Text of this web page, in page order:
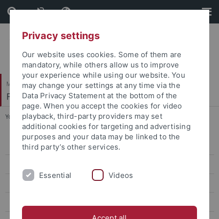
Skip
to
content
Skip
to
footer
Mathematisch-Naturwissenschaftliche Fakultät
Fachbereich Physik
You are here: Startseite ... Überblick
Team
Forschung
Privacy settings
Our website uses cookies. Some of them are
mandatory, while others allow us to improve
your experience while using our website. You
may change your settings at any time via the
Data Privacy Statement at the bottom of the
page. When you accept the cookies for video
playback, third-party providers may set
additional cookies for targeting and advertising
purposes and your data may be linked to the
third party’s other services.
Essential Videos